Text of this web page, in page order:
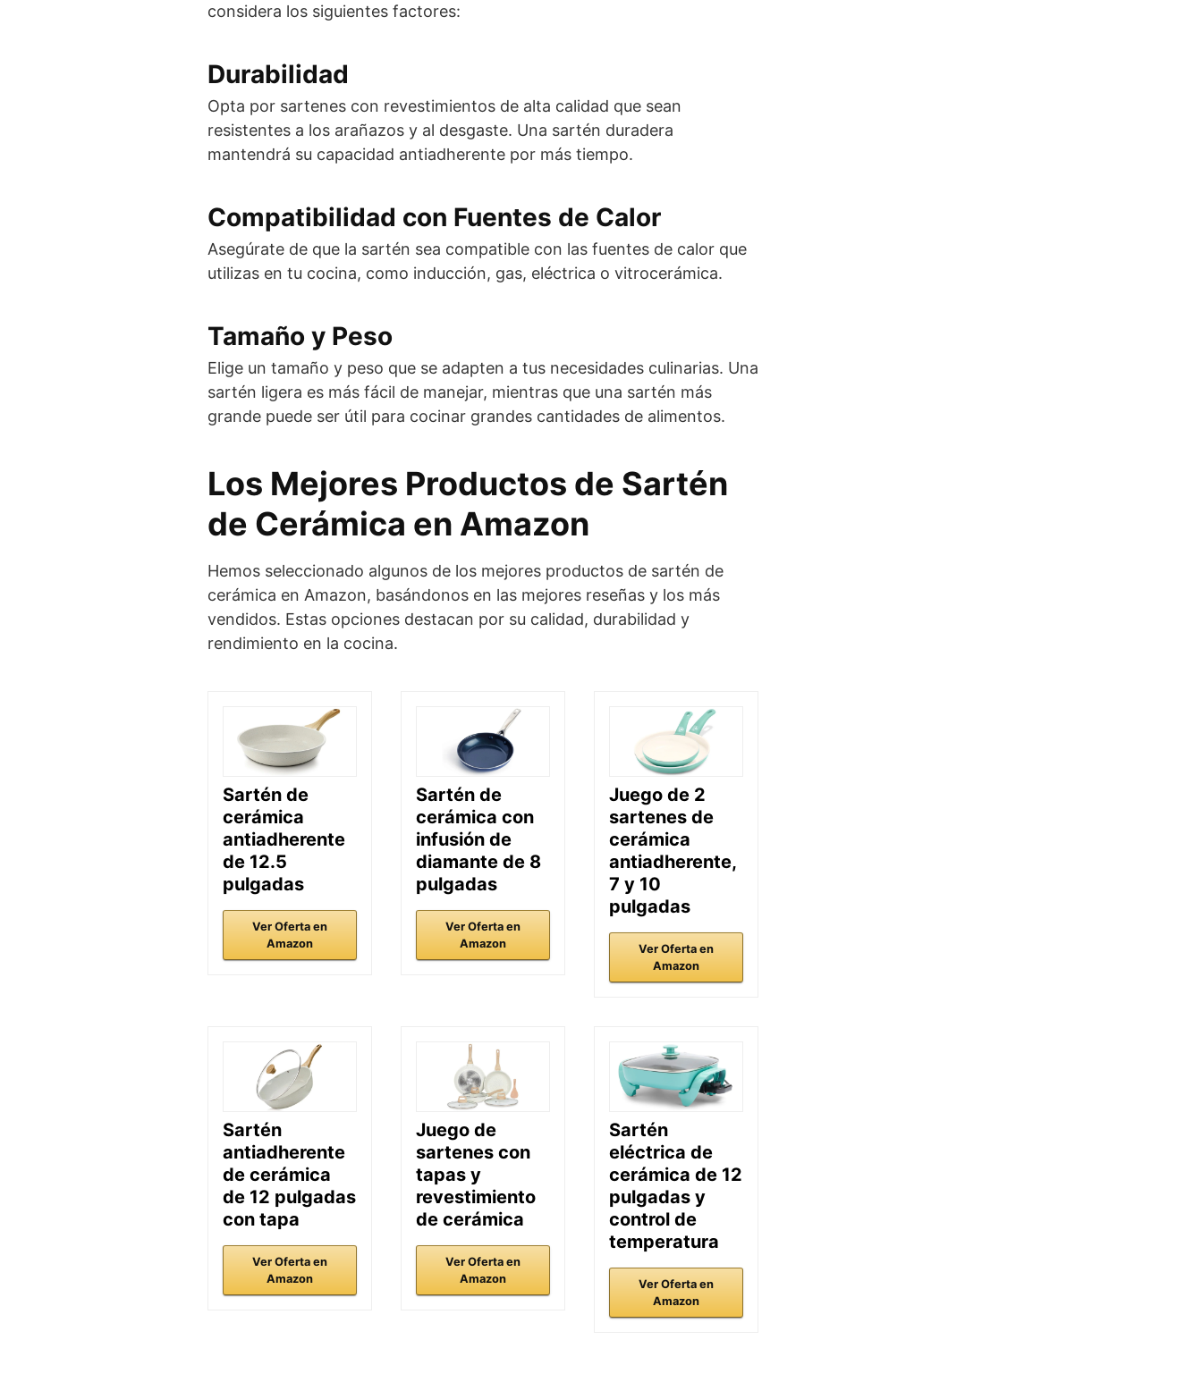
considera los siguientes factores:
Durabilidad
Opta por sartenes con revestimientos de alta calidad que sean
resistentes a los arañazos y al desgaste. Una sartén duradera
mantendrá su capacidad antiadherente por más tiempo.
Compatibilidad con Fuentes de Calor
Asegúrate de que la sartén sea compatible con las fuentes de calor que
utilizas en tu cocina, como inducción, gas, eléctrica o vitrocerámica.
Tamaño y Peso
Elige un tamaño y peso que se adapten a tus necesidades culinarias. Una
sartén ligera es más fácil de manejar, mientras que una sartén más
grande puede ser útil para cocinar grandes cantidades de alimentos.
Los Mejores Productos de Sartén
de Cerámica en Amazon
Hemos seleccionado algunos de los mejores productos de sartén de
cerámica en Amazon, basándonos en las mejores reseñas y los más
vendidos. Estas opciones destacan por su calidad, durabilidad y
rendimiento en la cocina.
Sartén de
cerámica
antiadherente
de 12.5
pulgadas
Ver Oferta en
Amazon
Sartén de
cerámica con
infusión de
diamante de 8
pulgadas
Ver Oferta en
Amazon
Juego de 2
sartenes de
cerámica
antiadherente,
7 y 10
pulgadas
Ver Oferta en
Amazon
Sartén
antiadherente
de cerámica
de 12 pulgadas
con tapa
Ver Oferta en
Amazon
Juego de
sartenes con
tapas y
revestimiento
de cerámica
Ver Oferta en
Amazon
Sartén
eléctrica de
cerámica de 12
pulgadas y
control de
temperatura
Ver Oferta en
Amazon